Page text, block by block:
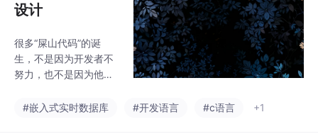
设计
很多“屎山代码”的诞
生，不是因为开发者不
努力，也不是因为他不
个项目从一开始，就没
#嵌入式实时数据库 #开发语言 #c语言 +1